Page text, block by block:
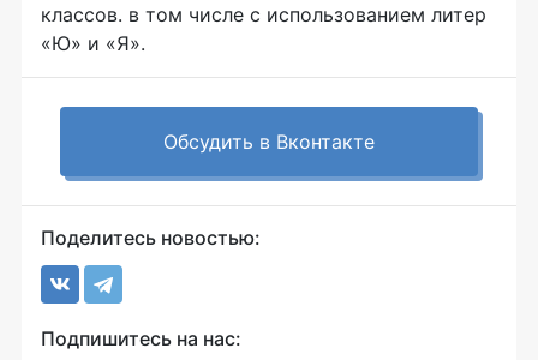
классов. в том числе с использованием литер
«Ю» и «Я».
Обсудить в Вконтакте
Поделитесь новостью:
Подпишитесь на нас: